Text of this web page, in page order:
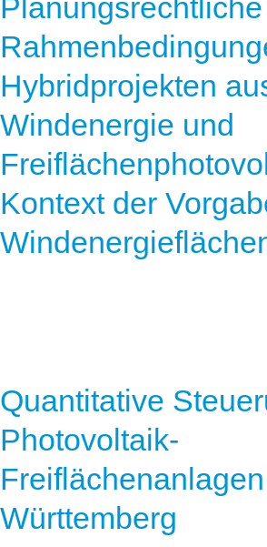
Planungsrechtliche
Hybridprojekten
Windenergie und
Kontext der
Quantitative
Photovoltaik-
Württemberg